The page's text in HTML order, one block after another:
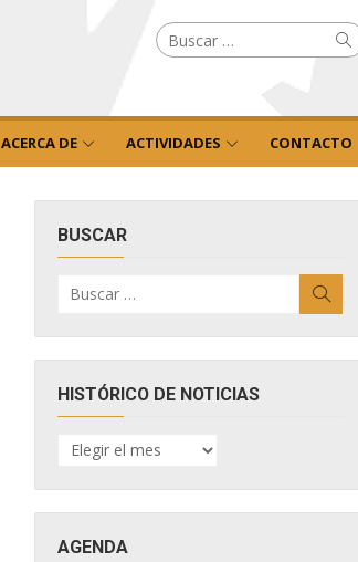
Buscar
por:
ACERCA DE ACTIVIDADES CONTACTO
BUSCAR
por:
HISTÓRICO DE NOTICIAS
HISTÓRICO
DE
AGENDA